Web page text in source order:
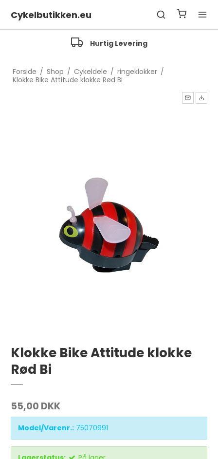
Cykelbutikken.eu
Hurtig Levering
Forside / Shop / Cykeldele / ringeklokker /
Klokke Bike Attitude klokke Rød Bi
Klokke Bike Attitude klokke
Rød Bi
55,00 DKK
Model/Varenr.: 75070991